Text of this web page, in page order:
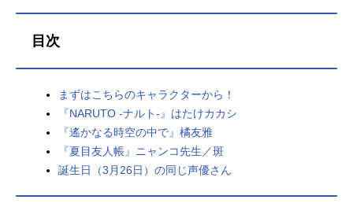
目次
まずはこちらのキャラクターから！
『NARUTO -ナルト-』はたけカカシ
『遙かなる時空の中で』橘友雅
『夏目友人帳』ニャンコ先生／斑
誕生日（3月26日）の同じ声優さん